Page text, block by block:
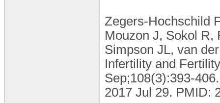
Zegers-Hochschild
Mouzon J, Sokol R,
Simpson JL, van
Infertility and
Sep;108(3):393-
2017 Jul 29. PMID: